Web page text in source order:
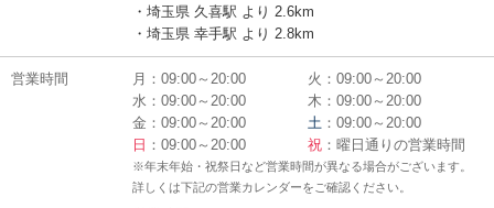
・埼玉県 久喜駅 より 2.6km
・埼玉県 幸手駅 より 2.8km
営業時間 月：09:00～20:00
火：09:00～20:00
水：09:00～20:00
木：09:00～20:00
金：09:00～20:00
土 ：09:00～20:00
日 ：09:00～20:00 祝 ：曜日通りの営業時間
※年末年始・祝祭日など営業時間が異なる場合がございます。
詳しくは下記の営業カレンダーをご確認ください。